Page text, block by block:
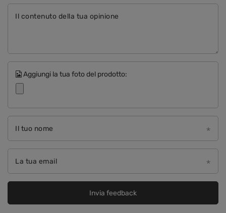
Il contenuto della tua opinione
Aggiungi la tua foto del prodotto:
Il tuo nome
La tua email
Invia feedback